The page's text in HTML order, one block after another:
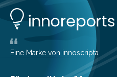
Universität Hamburg konnte
the Audio Engineering
belegen, dass es eindeutig
die…
Eine Marke von innoscripta